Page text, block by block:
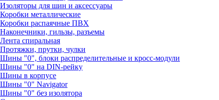
Изоляторы для шин и аксессуары
Коробки металлические
Коробки распаячные ПВХ
Наконечники, гильзы, разъемы
Лента спиральная
Протяжки, прутки, чулки
Шины "0", блоки распределительные и кросс-модули
Шины "0" на DIN-рейку
Шины в корпусе
Шины "0" Navigator
Шины "0" без изолятора